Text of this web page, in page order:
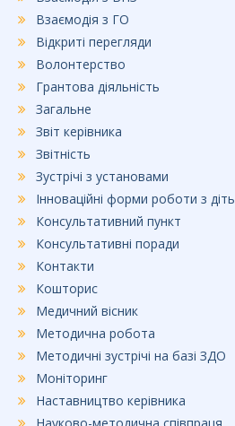
Взаємодія з ГО
Відкриті перегляди
Волонтерство
Грантова діяльність
Загальне
Звіт керівника
Звітність
Зустрічі з установами
Інноваційні форми роботи з
Консультативний пункт
Консультативні поради
Контакти
Кошторис
Медичний вісник
Методична робота
Методичні зустрічі на базі ЗДО
Моніторинг
Наставництво керівника